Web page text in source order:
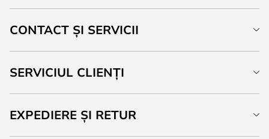
CONTACT ȘI SERVICII
SERVICIUL CLIENȚI
EXPEDIERE ȘI RETUR